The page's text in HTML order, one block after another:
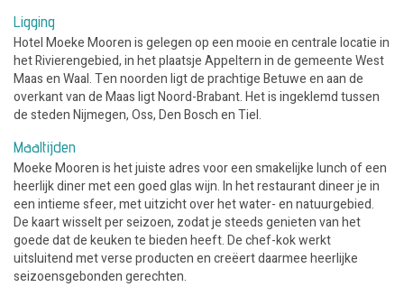
Ligging
Hotel Moeke Mooren is gelegen op een mooie en centrale locatie in
het Rivierengebied, in het plaatsje Appeltern in de gemeente West
Maas en Waal. Ten noorden ligt de prachtige Betuwe en aan de
overkant van de Maas ligt Noord-Brabant. Het is ingeklemd tussen
de steden Nijmegen, Oss, Den Bosch en Tiel.
Maaltijden
Moeke Mooren is het juiste adres voor een smakelijke lunch of een
heerlijk diner met een goed glas wijn. In het restaurant dineer je in
een intieme sfeer, met uitzicht over het water- en natuurgebied.
De kaart wisselt per seizoen, zodat je steeds genieten van het
goede dat de keuken te bieden heeft. De chef-kok werkt
uitsluitend met verse producten en creëert daarmee heerlijke
seizoensgebonden gerechten.